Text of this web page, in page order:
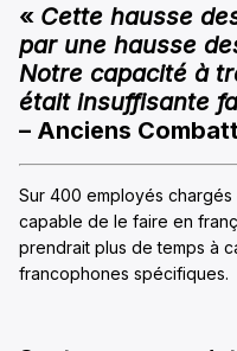
« Cette hausse
par une hausse
Notre capacité à
était insuffisante
– Anciens
Sur 400 employés
capable de le faire en
prendrait plus de temps à
francophones spécifiques.